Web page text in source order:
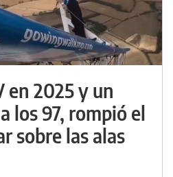
en 2025 y un
los 97, rompió el
sobre las alas